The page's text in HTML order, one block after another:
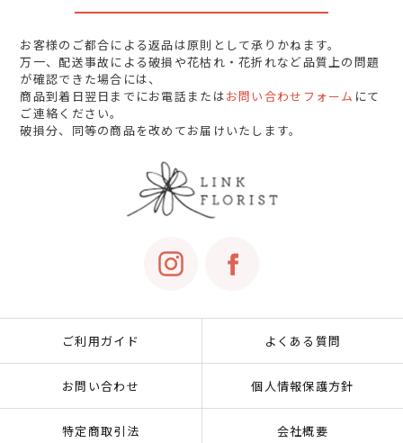
お客様のご都合による返品は原則として承りかねます。
万一、配送事故による破損や花枯れ・花折れなど品質上の問題
が確認できた場合には、
商品到着日翌日までにお電話またはお問い合わせフォーム にて
ご連絡ください。
破損分、同等の商品を改めてお届けいたします。
ご利用ガイド よくある質問
お問い合わせ 個人情報保護方針
特定商取引法 会社概要